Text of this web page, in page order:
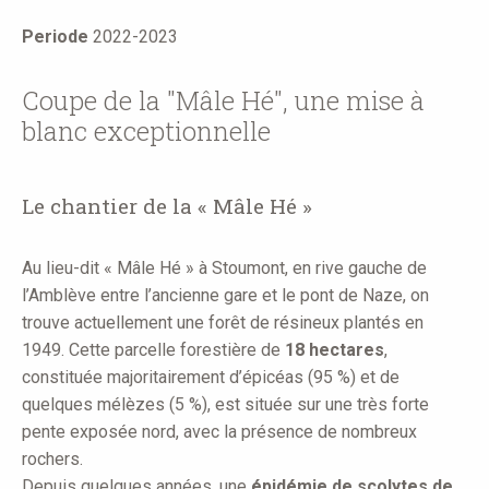
Periode 2022-2023
Coupe de la "Mâle Hé", une mise à
blanc exceptionnelle
Le chantier de la « Mâle Hé »
Au lieu-dit « Mâle Hé » à Stoumont, en rive gauche de
l’Amblève entre l’ancienne gare et le pont de Naze, on
trouve actuellement une forêt de résineux plantés en
1949. Cette parcelle forestière de 18 hectares,
constituée majoritairement d’épicéas (95 %) et de
quelques mélèzes (5 %), est située sur une très forte
pente exposée nord, avec la présence de nombreux
rochers.